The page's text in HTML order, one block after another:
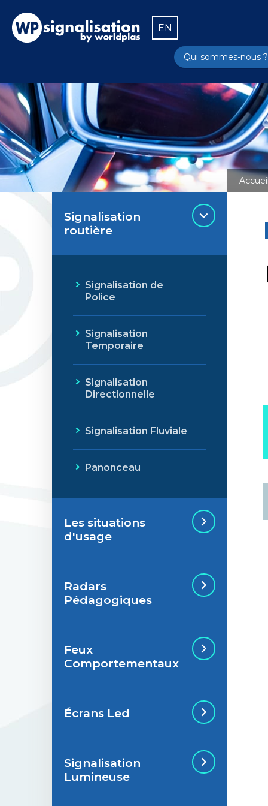
EN
Qui sommes-nous ?
Signalisation
routière
Signalisation de
Police
Signalisation
Temporaire
Signalisation
Directionnelle
Signalisation Fluviale
Panonceau
Les situations
d'usage
Situations de
signalisation
Situations de
signalisation
Radars
Pédagogiques
Radar Pédagogique
Feux
Comportementaux
Feu Comportemental
Écrans Led
Écran Géant Extérieur
Led
Signalisation
Lumineuse